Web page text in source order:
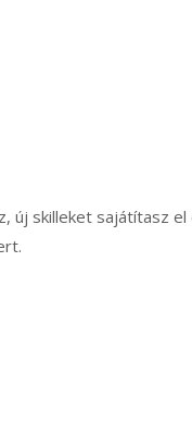
új skilleket sajátítasz